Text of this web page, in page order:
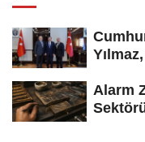
Alarm